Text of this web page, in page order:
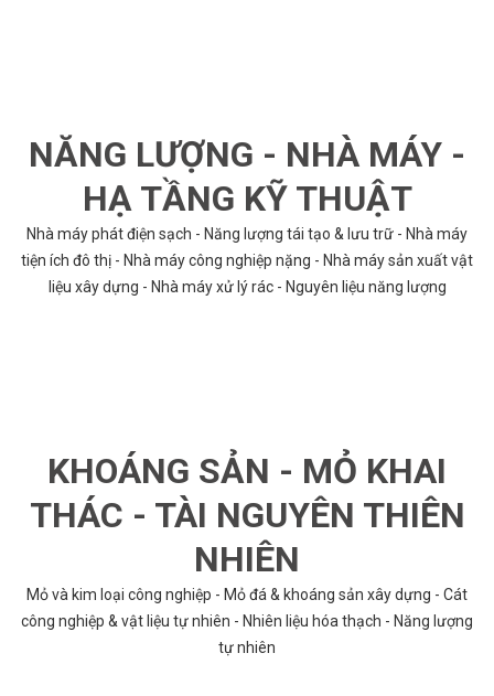
NĂNG LƯỢNG - NHÀ MÁY -
HẠ TẦNG KỸ THUẬT
Nhà máy phát điện sạch - Năng lượng tái tạo & lưu trữ - Nhà máy
tiện ích đô thị - Nhà máy công nghiệp nặng - Nhà máy sản xuất vật
liệu xây dựng - Nhà máy xử lý rác - Nguyên liệu năng lượng
KHOÁNG SẢN - MỎ KHAI
THÁC - TÀI NGUYÊN THIÊN
NHIÊN
Mỏ và kim loại công nghiệp - Mỏ đá & khoáng sản xây dựng - Cát
công nghiệp & vật liệu tự nhiên - Nhiên liệu hóa thạch - Năng lượng
tự nhiên